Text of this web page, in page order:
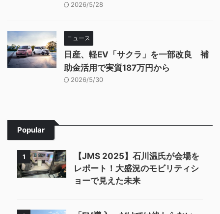
2026/5/28
ニュース
日産、軽EV「サクラ」を一部改良 補
助金活用で実質187万円から
2026/5/30
Popular
1
【JMS 2025】石川温氏が会場を
レポート！大盛況のモビリティシ
ョーで見えた未来